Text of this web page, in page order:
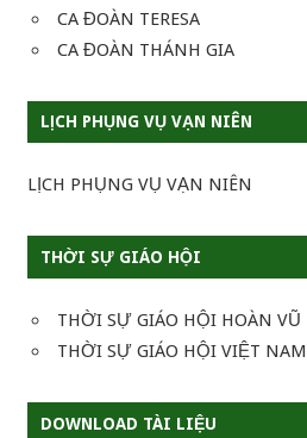
CA ĐOÀN TERESA
CA ĐOÀN THÁNH GIA
LỊCH PHỤNG VỤ VẠN NIÊN
LỊCH PHỤNG VỤ VẠN NIÊN
THỜI SỰ GIÁO HỘI
THỜI SỰ GIÁO HỘI HOÀN VŨ
THỜI SỰ GIÁO HỘI VIỆT NAM
DOWNLOAD TÀI LIỆU